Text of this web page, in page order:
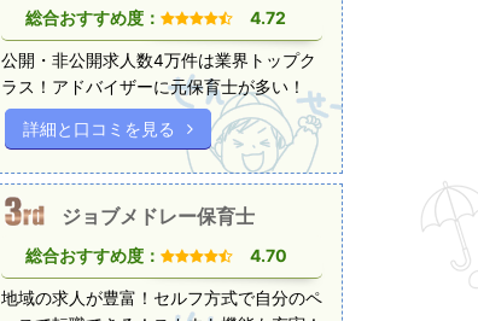
総合おすすめ度： 4.72
公開・非公開求人数4万件は業界トップク
ラス！アドバイザーに元保育士が多い！
詳細と口コミを見る
ジョブメドレー保育士
総合おすすめ度： 4.70
地域の求人が豊富！セルフ方式で自分のペ